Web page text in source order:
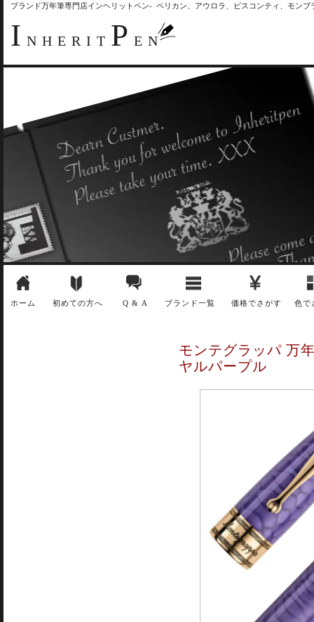
ブランド万年筆専門店インヘリットペン- ペリカン、アウロラ、ビスコンティ、モン
I NHERIT P EN
ホーム 初めての方へ Q & A ブランド一覧 価格でさがす 色で
モンテグラッパ 万
ヤルパープル